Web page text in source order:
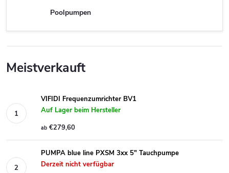
Poolpumpen
Meistverkauft
VIFIDI Frequenzumrichter BV1
Auf Lager beim Hersteller
ab €279,60
PUMPA blue line PXSM 3xx 5" Tauchpumpe
Derzeit nicht verfügbar